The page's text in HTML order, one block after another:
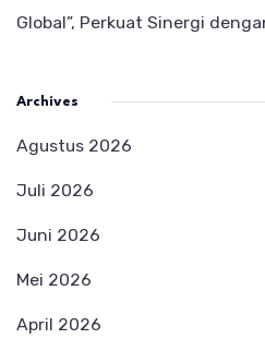
Global”, Perkuat Sinergi
Archives
Agustus 2026
Juli 2026
Juni 2026
Mei 2026
April 2026